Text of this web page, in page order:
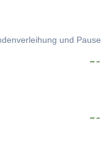
und Pause